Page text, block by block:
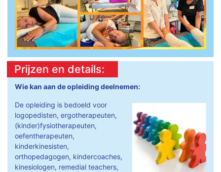
Prijzen en details:
Wie kan aan de opleiding deelnemen:
De opleiding is bedoeld voor
logopedisten, ergotherapeuten,
(kinder)fysiotherapeuten,
oefentherapeuten,
kinderkinesisten,
orthopedagogen, kindercoaches,
kinesiologen, remedial teachers,